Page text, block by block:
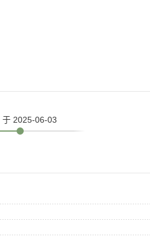
于 2025-06-03